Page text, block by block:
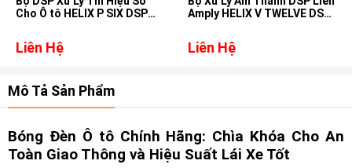
Cho Ô tô HELIX P SIX DSP
Liên Hệ
Amply HELIX V TWELVE DSP
Liên Hệ
Mô Tả Sản Phẩm
Bóng Đèn Ô tô Chính Hãng: Chìa Khóa Cho An
Toàn Giao Thông và Hiệu Suất Lái Xe Tốt